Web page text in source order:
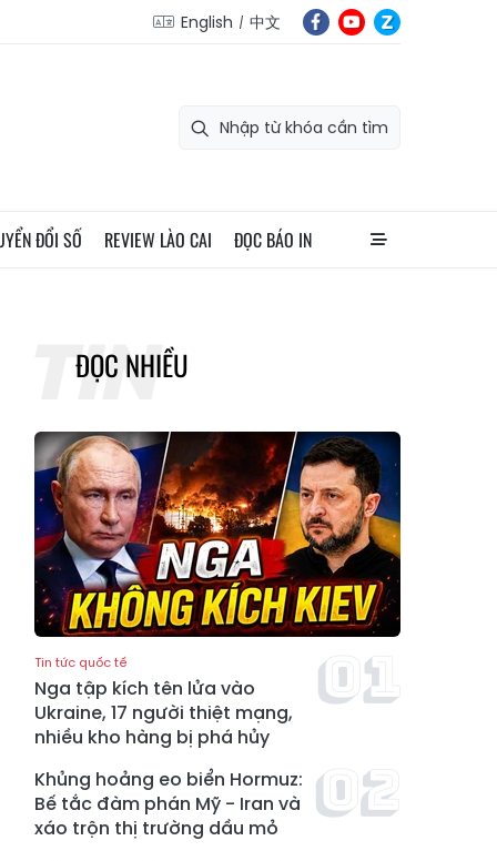
English 中文
ĐỔI SỐ REVIEW LÀO CAI ĐỌC BÁO IN
ĐỌC NHIỀU
Tin tức quốc tế
Nga tập kích tên lửa vào
Ukraine, 17 người thiệt mạng,
nhiều kho hàng bị phá hủy
Khủng hoảng eo biển Hormuz:
Bế tắc đàm phán Mỹ - Iran và
xáo trộn thị trường dầu mỏ